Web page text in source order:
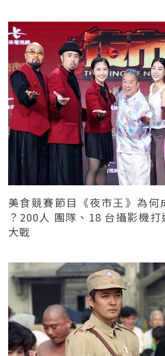
美食競賽節目《夜市王》為何
？200人 團隊、18 台攝影機
大戰